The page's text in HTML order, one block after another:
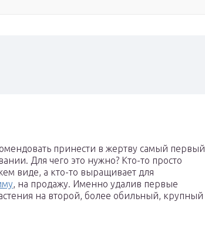
принести в жертву самый первый
Для чего это нужно? Кто-то просто
виде, а кто-то выращивает для
, на продажу. Именно удалив первые
на второй, более обильный, крупный